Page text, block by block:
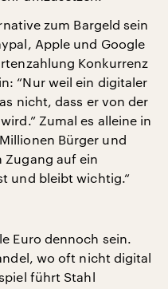
zum Bargeld sein
Apple und Google
Konkurrenz
“Nur weil ein digitaler
nicht, dass er von der
Zumal es alleine in
Bürger und
Zugang auf ein
und bleibt wichtig.“
Euro dennoch sein.
wo oft nicht digital
führt Stahl